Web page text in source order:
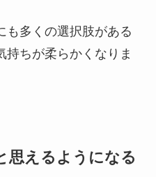
も多くの選択肢がある
持ちが柔らかくなりま
思えるようになる